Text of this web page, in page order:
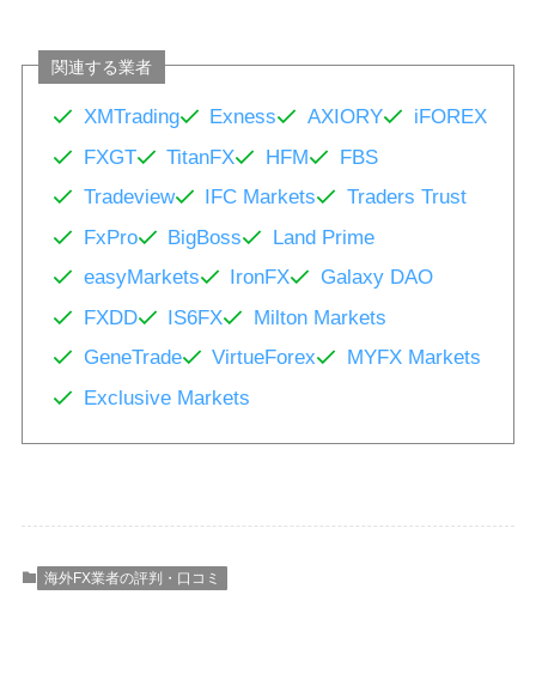
関連する業者
XMTrading Exness AXIORY
iFOREX
FXGT
TitanFX HFM
FBS
Tradeview
IFC Markets
Traders Trust
FxPro
BigBoss
Land Prime
easyMarkets
IronFX
Galaxy DAO
FXDD
IS6FX
Milton Markets
GeneTrade
VirtueForex
MYFX Markets
Exclusive Markets
海外FX業者の評判・口コミ